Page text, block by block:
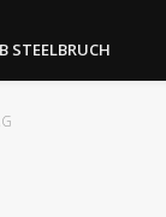
STEELBRUCH